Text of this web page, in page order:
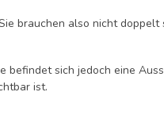
brauchen also nicht doppelt
sich jedoch eine
ist.